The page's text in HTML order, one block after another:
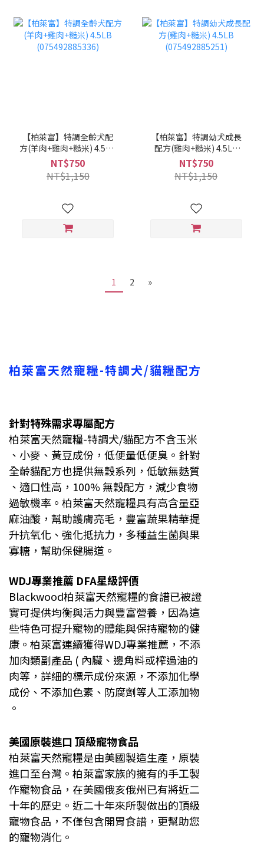
【柏萊富】特調全齡犬配
方(羊肉+雞肉+糙米) 4.5LB
(075492885336)
NT$750
NT$1,150
【柏萊富】特調幼犬成長
配方(雞肉+糙米) 4.5LB
(075492885251)
NT$750
NT$1,150
1 2 »
柏萊富天然寵糧-特調犬/貓糧配方
針對特殊需求專屬配方
柏萊富天然寵糧-特調犬/貓配方不含玉米
、小麥、黃豆成份，低便量低便臭。針對
全齡貓配方也提供無穀系列，低敏無麩質
、適口性高，100% 無穀配方，減少食物
過敏機率。柏萊富天然寵糧具有高含量亞
麻油酸，幫助護膚亮毛，豐富蔬果精華提
升抗氧化、強化抵抗力，多種益生菌與果
寡糖，幫助保健腸道。
WDJ專業推薦 DFA星級評價
Blackwood柏萊富天然寵糧的食譜已被證
實可提供均衡與活力與豐富營養，因為這
些特色可提升寵物的體能與保持寵物的健
康。柏萊富連續獲得WDJ專業推薦，不添
加肉類副產品 ( 內臟、邊角料或榨過油的
肉等，詳細的標示成份來源，不添加化學
成份、不添加色素、防腐劑等人工添加物
。
美國原裝進口 頂級寵物食品
柏萊富天然寵糧是由美國製造生產，原裝
進口至台灣。柏萊富家族的擁有的手工製
作寵物食品，在美國俄亥俄州已有將近二
十年的歷史。近二十年來所製做出的頂級
寵物食品，不僅包含開胃食譜，更幫助您
的寵物消化。